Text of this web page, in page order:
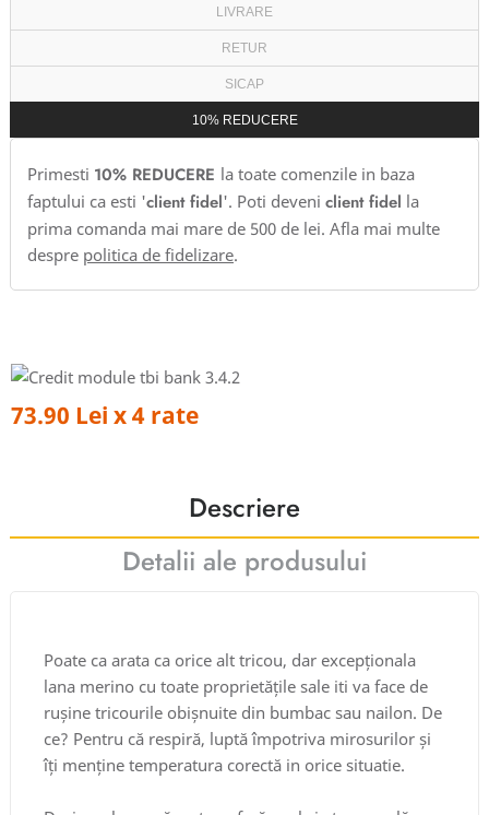
LIVRARE
RETUR
SICAP
10% REDUCERE
Primesti 10% REDUCERE la toate comenzile in baza
faptului ca esti 'client fidel'. Poti deveni client fidel la
prima comanda mai mare de 500 de lei. Afla mai multe
despre politica de fidelizare.
73.90 Lei x 4 rate
Descriere
Detalii ale produsului
Poate ca arata ca orice alt tricou, dar excepționala
lana merino cu toate proprietățile sale iti va face de
rușine tricourile obișnuite din bumbac sau nailon. De
ce? Pentru că respiră, luptă împotriva mirosurilor și
îți menține temperatura corectă in orice situatie.